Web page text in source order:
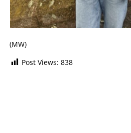
(MW)
Post Views: 838